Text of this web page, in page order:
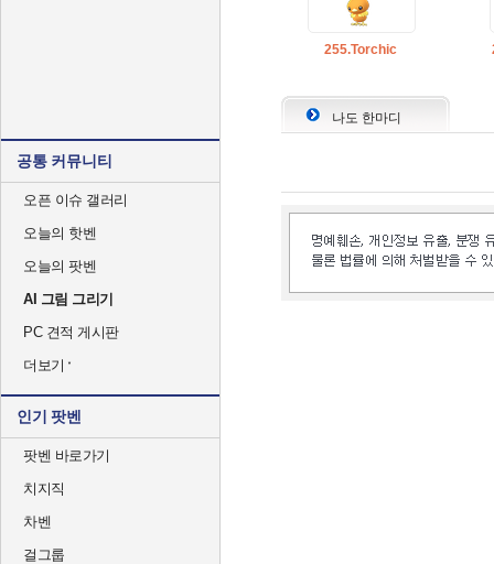
공통 커뮤니티
오픈 이슈 갤러리
오늘의 핫벤
오늘의 팟벤
AI 그림 그리기
PC 견적 게시판
더보기
인기 팟벤
팟벤 바로가기
치지직
차벤
걸그룹
255.Torchic
나도 한마디